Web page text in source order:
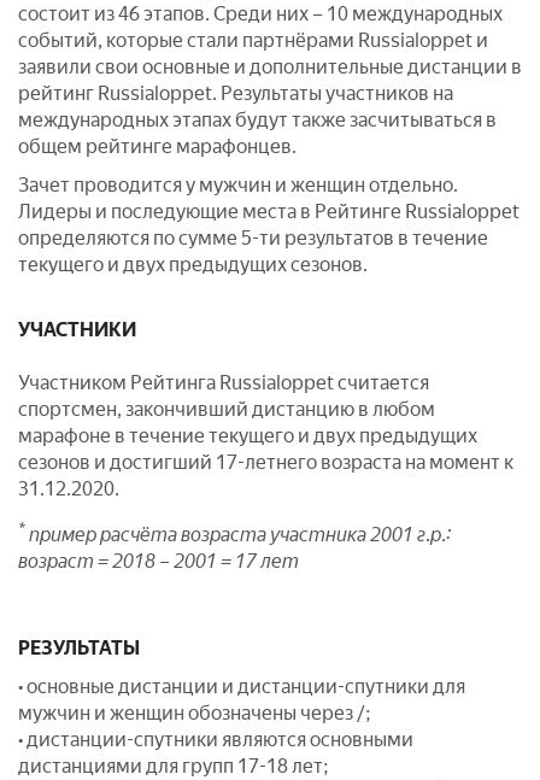
состоит из 46 этапов. Среди них – 10 международных
событий, которые стали партнёрами Russialoppet и
заявили свои основные и дополнительные дистанции в
рейтинг Russialoppet. Результаты участников на
международных этапах будут также засчитываться в
общем рейтинге марафонцев.
Зачет проводится у мужчин и женщин отдельно.
Лидеры и последующие места в Рейтинге Russialoppet
определяются по сумме 5-ти результатов в течение
текущего и двух предыдущих сезонов.
УЧАСТНИКИ
Участником Рейтинга Russialoppet считается
спортсмен, закончивший дистанцию в любом
марафоне в течение текущего и двух предыдущих
сезонов и достигший 17-летнего возраста на момент к
31.12.2020.
*пример расчёта возраста участника 2001 г.р.:
возраст = 2018 – 2001 = 17 лет
РЕЗУЛЬТАТЫ
• основные дистанции и дистанции-спутники для
мужчин и женщин обозначены через /;
• дистанции-спутники являются основными
дистанциями для групп 17-18 лет;